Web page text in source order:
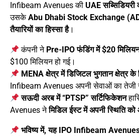
Infibeam Avenues की UAE सब्सिडियरी
उसकेAbu Dhabi Stock Exchange
तैयारियों का हिस्सा है।
कंपनी ने Pre-IPO फंडिंग में $20
$100 मिलियन हो गई।
MENA क्षेत्र में डिजिटल भुगतान क्षेत्र के
Infibeam Avenues अपनी सेवाओं का तेजी
सऊदी अरब में “PTSP” सर्टिफिकेशन
Avenues नेमिडिल ईस्ट में अपनी स्थिति
भविष्य में, यह IPO Infibeam